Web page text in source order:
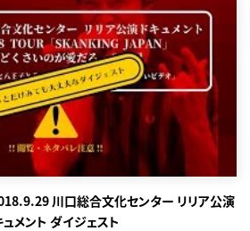
川口総合文化センター リリア公演
ュメント ダイジェスト